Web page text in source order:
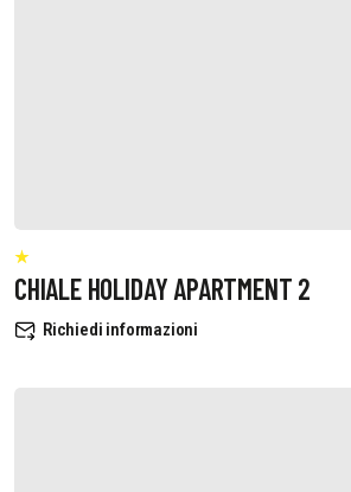
CHIALE HOLIDAY APARTMENT 2
Richiedi informazioni